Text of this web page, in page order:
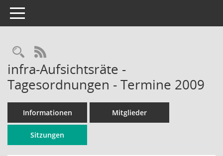
Toggle navigation
Rechercheauswahl
RSS-Feed
infra-Aufsichtsräte -
Tagesordnungen - Termine 2009
Informationen Mitglieder
Sitzungen